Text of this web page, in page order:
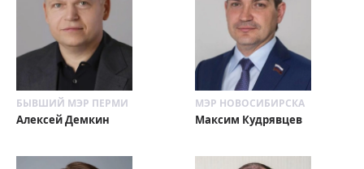
БЫВШИЙ МЭР ПЕРМИ
Алексей Демкин
МЭР НОВОСИБИРСКА
Максим Кудрявцев